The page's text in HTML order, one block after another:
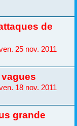
de
25 nov. 2011
18 nov. 2011
grande